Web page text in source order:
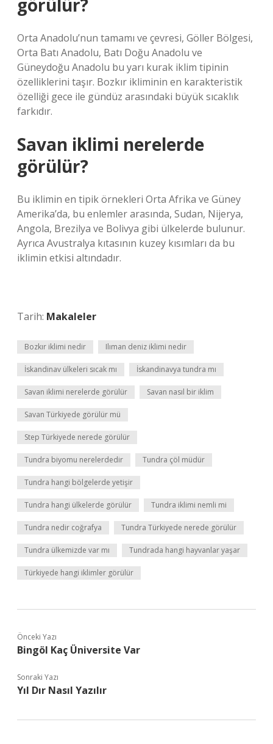
görülür?
Orta Anadolu’nun tamamı ve çevresi, Göller Bölgesi,
Orta Batı Anadolu, Batı Doğu Anadolu ve
Güneydoğu Anadolu bu yarı kurak iklim tipinin
özelliklerini taşır. Bozkır ikliminin en karakteristik
özelliği gece ile gündüz arasındaki büyük sıcaklık
farkıdır.
Savan iklimi nerelerde
görülür?
Bu iklimin en tipik örnekleri Orta Afrika ve Güney
Amerika’da, bu enlemler arasında, Sudan, Nijerya,
Angola, Brezilya ve Bolivya gibi ülkelerde bulunur.
Ayrıca Avustralya kıtasının kuzey kısımları da bu
iklimin etkisi altındadır.
Tarih: Makaleler
Bozkır iklimi nedir Ilıman deniz iklimi nedir
İskandinav ülkeleri sıcak mı İskandinavya tundra mı
Savan iklimi nerelerde görülür Savan nasıl bir iklim
Savan Türkiyede görülür mü
Step Türkiyede nerede görülür
Tundra biyomu nerelerdedir Tundra çöl müdür
Tundra hangi bölgelerde yetişir
Tundra hangi ülkelerde görülür Tundra iklimi nemli mi
Tundra nedir coğrafya Tundra Türkiyede nerede görülür
Tundra ülkemizde var mı Tundrada hangi hayvanlar yaşar
Türkiyede hangi iklimler görülür
Önceki Yazı
Bingöl Kaç Üniversite Var
Sonraki Yazı
Yıl Dır Nasıl Yazılır